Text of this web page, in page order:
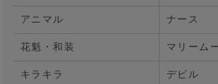
アニマル
ナース
花魁・和装
マリーム
キラキラ
デビル